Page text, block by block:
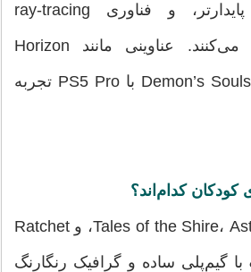
بالاتر، نرخ فریم پایدارتر، و فناوری ray-tracing
پیشرفته‌تر پشتیبانی می‌کنند. عناوینی مانند Horizon
Forbidden West و Demon’s Souls با PS5 Pro تجربه
عناوینی مانند Tales of the Shire، Astro Bot، و Ratchet
& Clank: Rift Apart با گیم‌پلی ساده و گرافیک رنگارنگ